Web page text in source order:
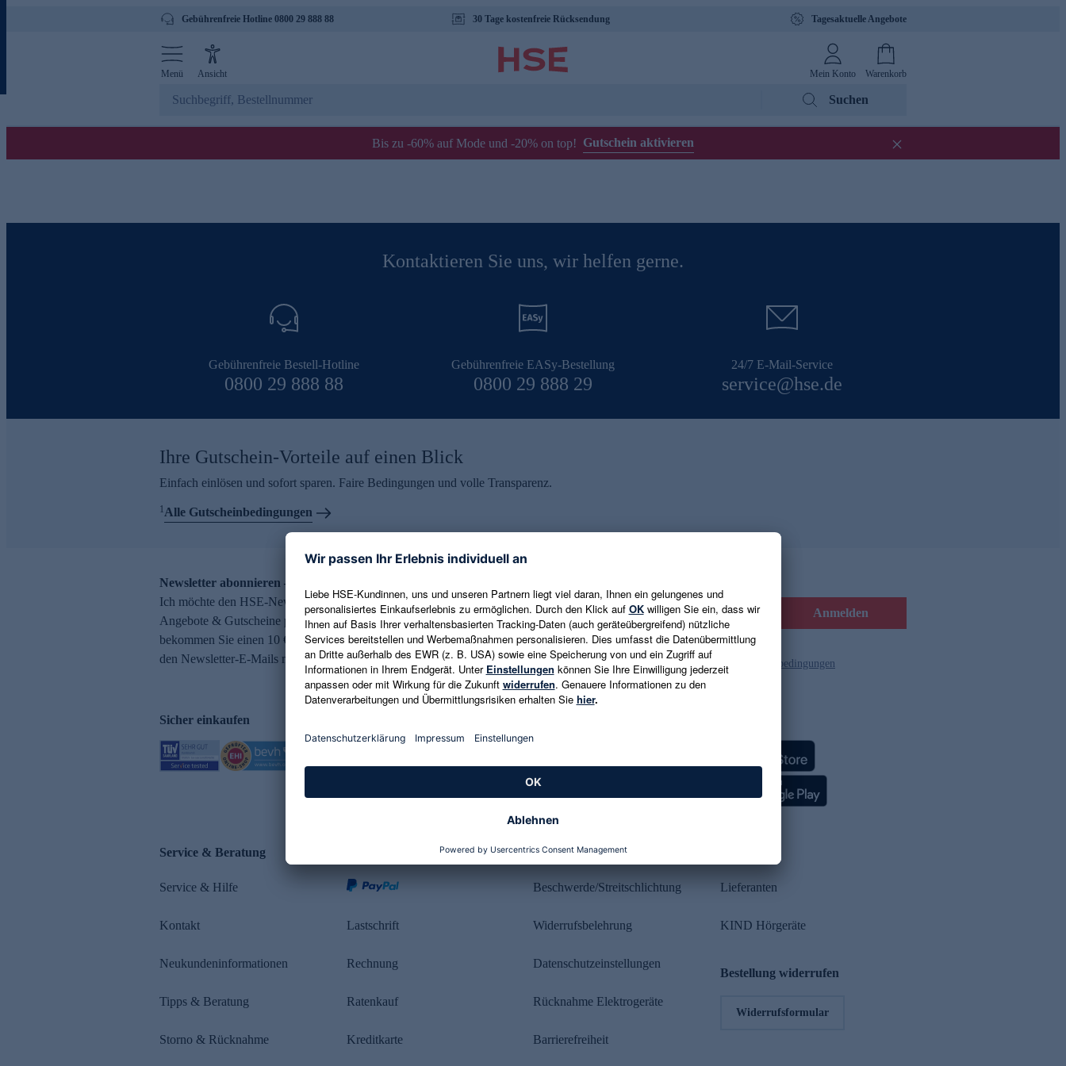
Gebührenfreie Hotline 0800 29 888 88 30 Tage kostenfreie Rücksendung Tagesaktuelle Angebote
Menü Ansicht Mein Konto Warenkorb
Suchen
Bis zu -60% auf Mode und -20% on top! Gutschein aktivieren
Kontaktieren Sie uns, wir helfen gerne.
Gebührenfreie Bestell-Hotline
0800 29 888 88
Gebührenfreie EASy-Bestellung
0800 29 888 29
24/7 E-Mail-Service
service@hse.de
Ihre Gutschein-Vorteile auf einen Blick
Einfach einlösen und sofort sparen. Faire Bedingungen und volle Transparenz.
1Alle Gutscheinbedingungen
Newsletter abonnieren – 10 € Gutschein erhalten
Ich möchte den HSE-Newsletter abonnieren und aktuelle Trends,
Angebote & Gutscheine per E-Mail erhalten. Als Dankeschön
bekommen Sie einen 10 € Gutschein. Eine Abmeldung ist jederzeit in
den Newsletter-E-Mails möglich.
E-Mail-Adresse eingeben Anmelden
Es gelten die Datenschutzrichtlinien und die Gutscheinbedingungen
Sicher einkaufen
Service & Beratung
Service & Hilfe
Kontakt
Neukundeninformationen
Tipps & Beratung
Storno & Rücknahme
Lastschrift
Rechnung
Ratenkauf
Kreditkarte
Rechtliches
Beschwerde/Streitschlichtung
Widerrufsbelehrung
Datenschutzeinstellungen
Rücknahme Elektrogeräte
Barrierefreiheit
Lieferanten
KIND Hörgeräte
Bestellung widerrufen
Widerrufsformular